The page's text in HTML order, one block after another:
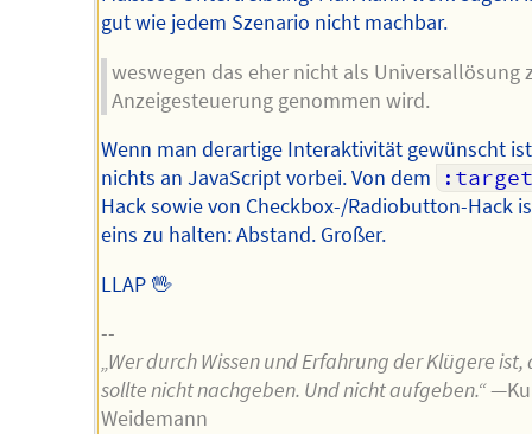
gut wie jedem Szenario nicht machbar.
weswegen das eher nicht als Universallösung
Anzeigesteuerung genommen wird.
Wenn man derartige Interaktivität gewünscht
nichts an JavaScript vorbei. Von dem
Hack sowie von Checkbox-/Radiobutton-Hack
eins zu halten: Abstand. Großer.
LLAP 🖖
--
„Wer durch Wissen und Erfahrung der Klügere ist,
sollte nicht nachgeben. Und nicht aufgeben.“
Weidemann